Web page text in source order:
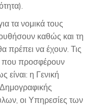
τα νομικά τους
καθώς και τη
να έχουν. Τις
που προσφέρουν
η Γενική
οι Υπηρεσίες των